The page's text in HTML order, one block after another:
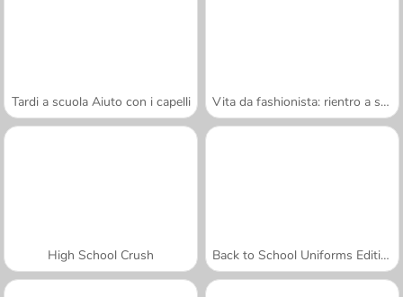
Tardi a scuola Aiuto con i capelli Vita da fashionista: rientro a scuola
High School Crush Back to School Uniforms Edition